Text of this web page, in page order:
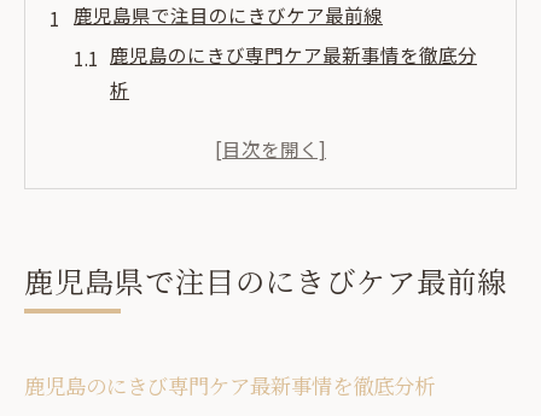
鹿児島県で注目のにきびケア最前線
鹿児島のにきび専門ケア最新事情を徹底分
析
にきび跡治療が注目される鹿児島の現状
今こそ見直すべき鹿児島のにきび対策の基
鹿児島県で注目のにきびケア最前線
鹿児島のにきび専門ケア最新事情を徹底分析